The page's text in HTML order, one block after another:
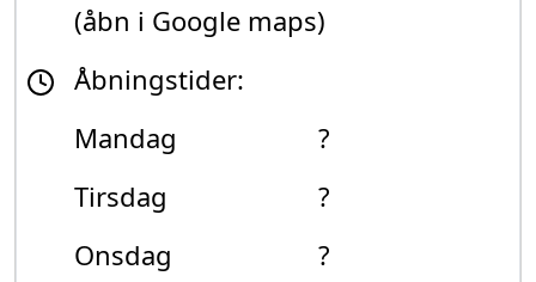
(åbn i Google maps)
Åbningstider:
Mandag
?
Tirsdag
?
Onsdag
?